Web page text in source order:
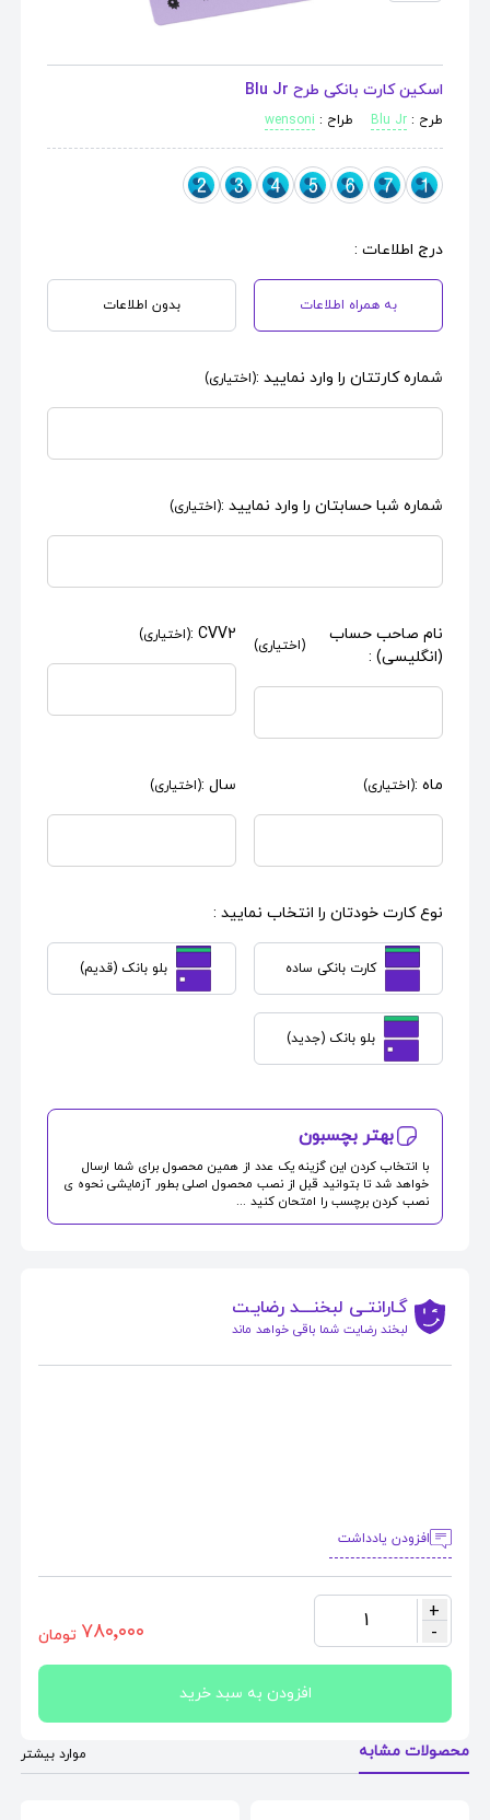
اسکین کارت بانکی طرح Blu Jr
طرح : Blu Jr طراح : wensoni
درج اطلاعات :
به همراه اطلاعات بدون اطلاعات
شماره کارتتان را وارد نمایید :(اختیاری)
شماره شبا حسابتان را وارد نمایید :(اختیاری)
نام صاحب حساب
(انگلیسی) :
(اختیاری)
CVV2 : (اختیاری)
ماه :(اختیاری) سال :(اختیاری)
نوع کارت خودتان را انتخاب نمایید :
کارت بانکی ساده بلو بانک (قدیم)
بلو بانک (جدید)
بهتر بچسبون
با انتخاب کردن این گزینه یک عدد از همین محصول برای شما ارسال
خواهد شد تا بتوانید قبل از نصب محصول اصلی بطور آزمایشی نحوه ی
نصب کردن برچسب را امتحان کنید ...
گـارانتـی لبخنــــد رضایـت
لبخند رضایت شما باقی خواهد ماند
افزودن یادداشت
+
-
1 ٧٨٠٬٠٠٠ تومان
افزودن به سبد خرید
محصولات مشابه موارد بیشتر